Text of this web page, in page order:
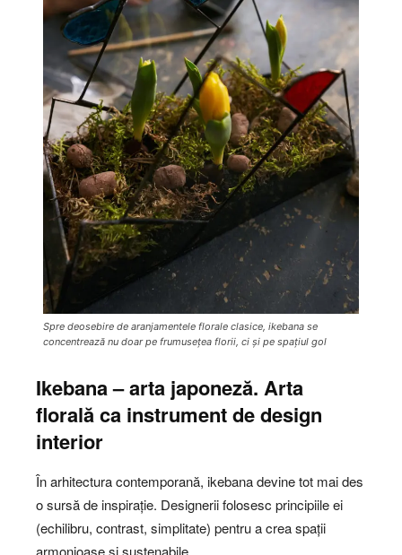
Spre deosebire de aranjamentele florale clasice, ikebana se
concentrează nu doar pe frumusețea florii, ci și pe spațiul gol
Ikebana – arta japoneză. Arta
florală ca instrument de design
interior
În arhitectura contemporană, ikebana devine tot mai des
o sursă de inspirație. Designerii folosesc principiile ei
(echilibru, contrast, simplitate) pentru a crea spații